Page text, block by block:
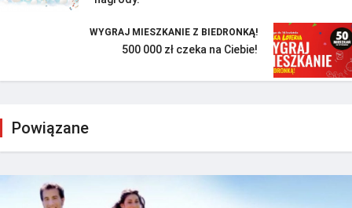
WYGRAJ MIESZKANIE Z BIEDRONKĄ!
500 000 zł czeka na Ciebie!
Powiązane